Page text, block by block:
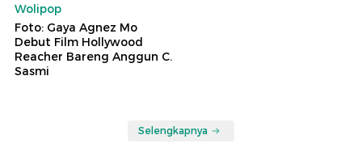
Wolipop
Foto: Gaya Agnez Mo
Debut Film Hollywood
Reacher Bareng Anggun C.
Sasmi
Selengkapnya